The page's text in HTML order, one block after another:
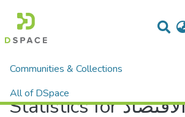
Communities & Collections
All of DSpace
Home Statistics
Statistics for دور الاقتصاد